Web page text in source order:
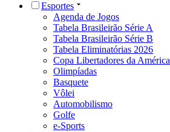
Esportes
Agenda de Jogos
Tabela Brasileirão Série A
Tabela Brasileirão Série B
Tabela Eliminatórias 2026
Copa Libertadores da América
Olimpíadas
Basquete
Vôlei
Automobilismo
Golfe
e-Sports